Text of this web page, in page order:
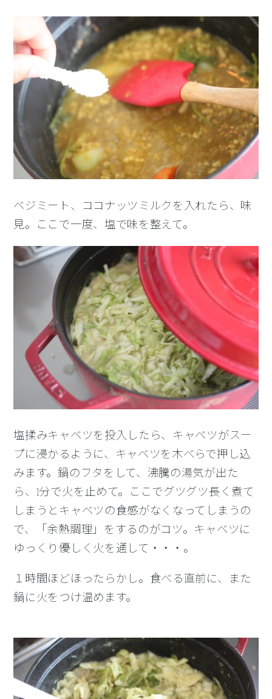
ベジミート、ココナッツミルクを入れたら、味
見。ここで一度、塩で味を整えて。
塩揉みキャベツを投入したら、キャベツがスー
プに浸かるように、キャベツを木べらで押し込
みます。鍋のフタをして、沸騰の湯気が出た
ら、1分で火を止めて。ここでグツグツ長く煮て
しまうとキャベツの食感がなくなってしまうの
で、「余熱調理」をするのがコツ。キャベツに
ゆっくり優しく火を通して・・・。
１時間ほどほったらかし。食べる直前に、また
鍋に火をつけ温めます。